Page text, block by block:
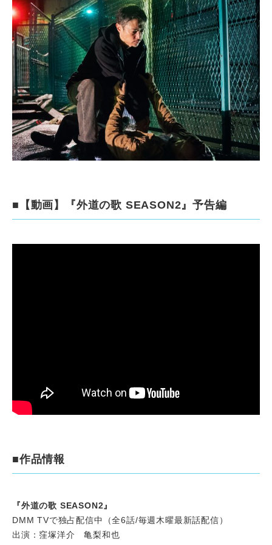
■【動画】『外道の歌 SEASON2』予告編
■作品情報
『外道の歌 SEASON2』
DMM TVで独占配信中（全6話/毎週木曜最新話配信）
出演：窪塚洋介 亀梨和也